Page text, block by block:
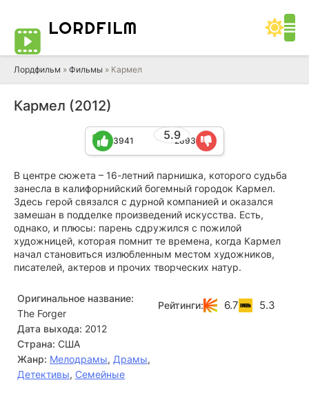
LORDFILM
Лордфильм » Фильмы » Кармел
Кармел (2012)
5.9
3941 2693
В центре сюжета – 16-летний парнишка, которого судьба
занесла в калифорнийский богемный городок Кармел.
Здесь герой связался с дурной компанией и оказался
замешан в подделке произведений искусства. Есть,
однако, и плюсы: парень сдружился с пожилой
художницей, которая помнит те времена, когда Кармел
начал становиться излюбленным местом художников,
писателей, актеров и прочих творческих натур.
Оригинальное название:
The Forger
Дата выхода: 2012
Страна: США
Жанр: Мелодрамы, Драмы,
Детективы, Семейные
Рейтинги: 6.7 5.3